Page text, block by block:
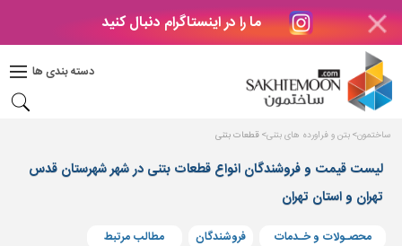
ما را در اینستاگرام دنبال کنید
دسته بندی ها
دکوراسیون
بتن
های
بتنی
درب
پنجره
ساختمون بتن و فراورده های بتنی قطعات بتنی
لیست قیمت و فروشندگان انواع قطعات بتنی در شهر شهرستان قدس
تهران و استان تهران
محصـولات و خـدمات فروشندگان مطالب مرتبط